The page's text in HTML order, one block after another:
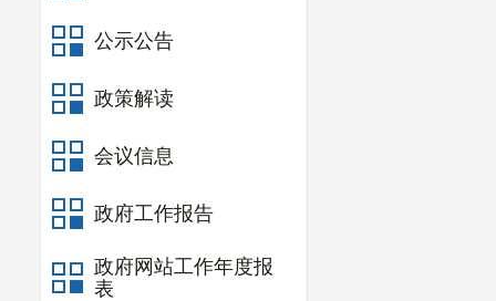
公示公告
政策解读
会议信息
政府工作报告
政府网站工作年度报
表